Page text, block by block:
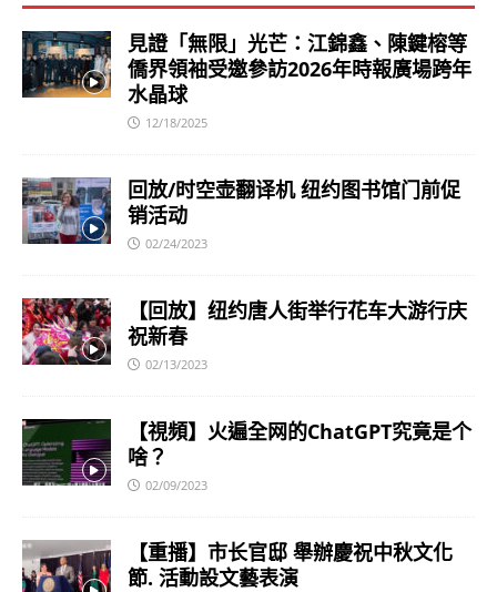
見證「無限」光芒：江錦鑫、陳鍵榕等
僑界領袖受邀參訪2026年時報廣場跨年
水晶球
12/18/2025
回放/时空壶翻译机 纽约图书馆门前促
销活动
02/24/2023
【回放】纽约唐人街举行花车大游行庆
祝新春
02/13/2023
【視頻】火遍全网的ChatGPT究竟是个
啥？
02/09/2023
【重播】市长官邸 舉辦慶祝中秋文化
節. 活動設文藝表演